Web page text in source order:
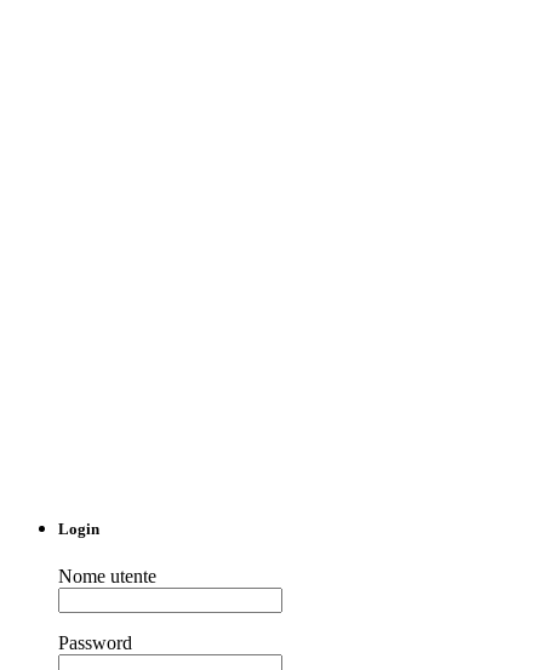
Login
Nome utente
Password